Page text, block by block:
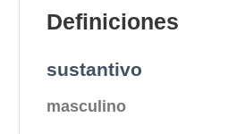
Definiciones
sustantivo
masculino